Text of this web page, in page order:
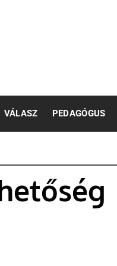
VÁLASZ PEDAGÓGUS